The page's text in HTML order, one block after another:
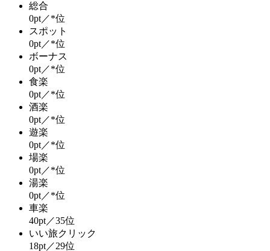
総合
0pt／*位
スポット
0pt／*位
ボーナス
0pt／*位
食楽
0pt／*位
酒楽
0pt／*位
遊楽
0pt／*位
場楽
0pt／*位
湯楽
0pt／*位
車楽
40pt／35位
いい旅クリック
18pt／29位